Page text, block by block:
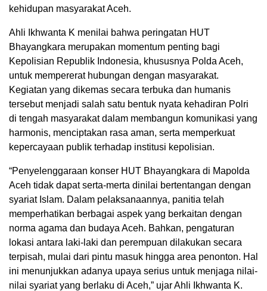
kehidupan masyarakat Aceh.
Ahli Ikhwanta K menilai bahwa peringatan HUT
Bhayangkara merupakan momentum penting bagi
Kepolisian Republik Indonesia, khususnya Polda Aceh,
untuk mempererat hubungan dengan masyarakat.
Kegiatan yang dikemas secara terbuka dan humanis
tersebut menjadi salah satu bentuk nyata kehadiran Polri
di tengah masyarakat dalam membangun komunikasi yang
harmonis, menciptakan rasa aman, serta memperkuat
kepercayaan publik terhadap institusi kepolisian.
“Penyelenggaraan konser HUT Bhayangkara di Mapolda
Aceh tidak dapat serta-merta dinilai bertentangan dengan
syariat Islam. Dalam pelaksanaannya, panitia telah
memperhatikan berbagai aspek yang berkaitan dengan
norma agama dan budaya Aceh. Bahkan, pengaturan
lokasi antara laki-laki dan perempuan dilakukan secara
terpisah, mulai dari pintu masuk hingga area penonton. Hal
ini menunjukkan adanya upaya serius untuk menjaga nilai-
nilai syariat yang berlaku di Aceh,” ujar Ahli Ikhwanta K.